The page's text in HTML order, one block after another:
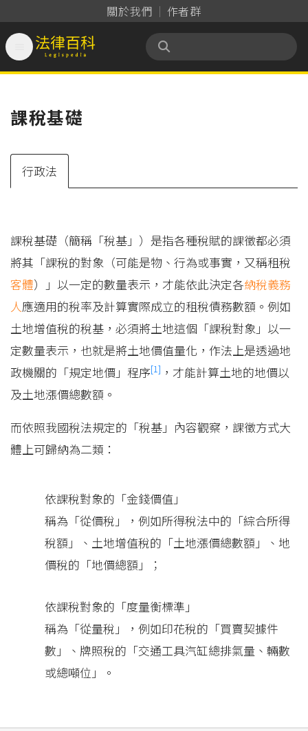
關於我們 作者群
法律百科 Legispedia
課稅基礎
行政法
課稅基礎（簡稱「稅基」）是指各種稅賦的課徵都必須
將其「課稅的對象（可能是物、行為或事實，又稱租稅
客體）」以一定的數量表示，才能依此決定各納稅義務
人應適用的稅率及計算實際成立的租稅債務數額。例如
土地增值稅的稅基，必須將土地這個「課稅對象」以一
定數量表示，也就是將土地價值量化，作法上是透過地
政機關的「規定地價」程序[1] ，才能計算土地的地價以
及土地漲價總數額。
而依照我國稅法規定的「稅基」內容觀察，課徵方式大
體上可歸納為二類：
依課稅對象的「金錢價值」
稱為「從價稅」，例如所得稅法中的「綜合所得
稅額」、土地增值稅的「土地漲價總數額」、地
價稅的「地價總額」；
依課稅對象的「度量衡標準」
稱為「從量稅」，例如印花稅的「買賣契據件
數」、牌照稅的「交通工具汽缸總排氣量、輛數
或總噸位」。